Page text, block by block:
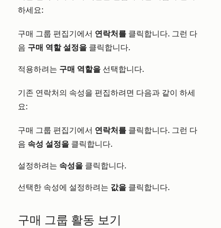
하세요:
구매 그룹 편집기에서 연락처를 클릭합니다. 그런 다
음 구매 역할 설정을 클릭합니다.
적용하려는 구매 역할을 선택합니다.
기존 연락처의 속성을 편집하려면 다음과 같이 하세
요:
구매 그룹 편집기에서 연락처를 클릭합니다. 그런 다
음 속성 설정을 클릭합니다.
설정하려는 속성을 클릭합니다.
선택한 속성에 설정하려는 값을 클릭합니다.
구매 그룹 활동 보기